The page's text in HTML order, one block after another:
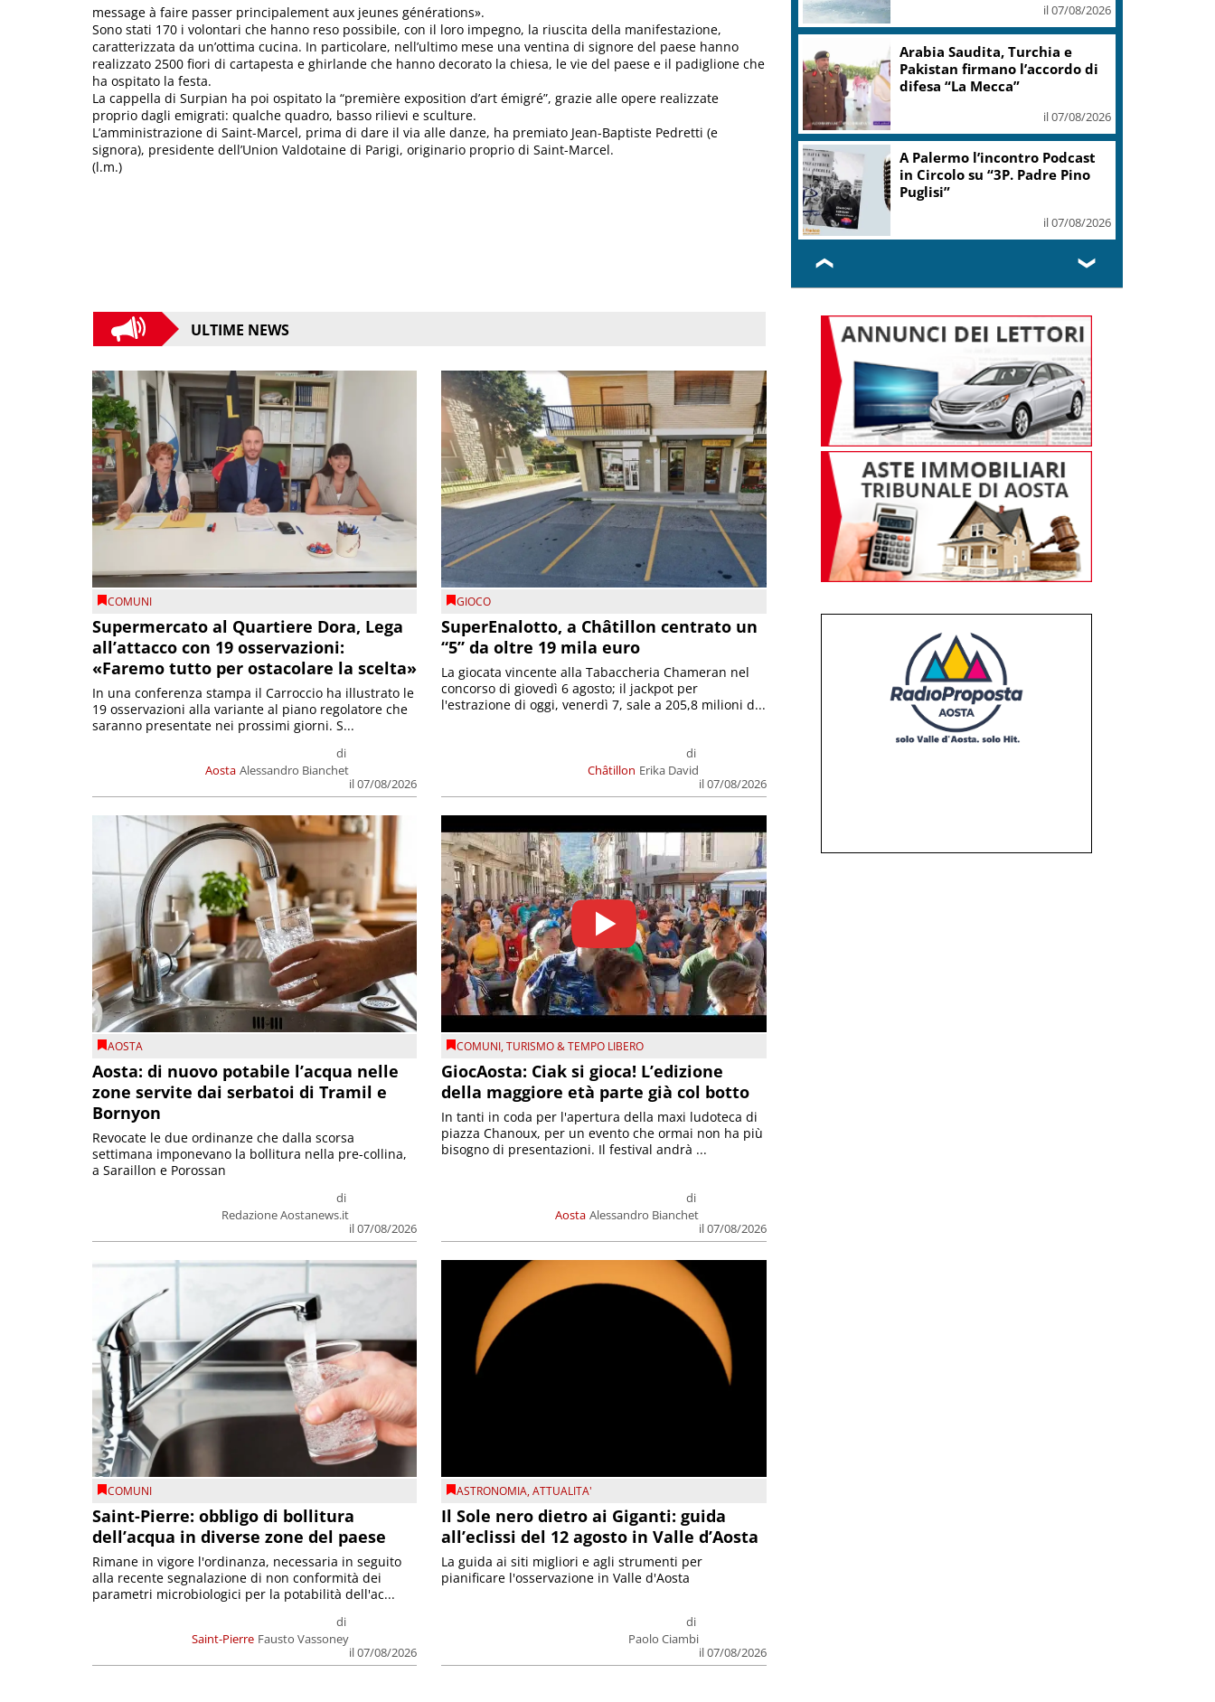
message à faire passer principalement aux jeunes générations».
Sono stati 170 i volontari che hanno reso possibile, con il loro impegno, la riuscita della manifestazione,
caratterizzata da un’ottima cucina. In particolare, nell’ultimo mese una ventina di signore del paese hanno
realizzato 2500 fiori di cartapesta e ghirlande che hanno decorato la chiesa, le vie del paese e il padiglione che
ha ospitato la festa.
La cappella di Surpian ha poi ospitato la “première exposition d’art émigré”, grazie alle opere realizzate
proprio dagli emigrati: qualche quadro, basso rilievi e sculture.
L’amministrazione di Saint-Marcel, prima di dare il via alle danze, ha premiato Jean-Baptiste Pedretti (e
signora), presidente dell’Union Valdotaine di Parigi, originario proprio di Saint-Marcel.
(l.m.)
ULTIME NEWS
COMUNI
Supermercato al Quartiere Dora, Lega
all’attacco con 19 osservazioni:
«Faremo tutto per ostacolare la scelta»
Aosta
di
Alessandro Bianchet
il 07/08/2026
In una conferenza stampa il Carroccio ha illustrato le
19 osservazioni alla variante al piano regolatore che
saranno presentate nei prossimi giorni. S...
GIOCO
SuperEnalotto, a Châtillon centrato un
“5” da oltre 19 mila euro
Châtillon
di
Erika David
il 07/08/2026
La giocata vincente alla Tabaccheria Chameran nel
concorso di giovedì 6 agosto; il jackpot per
l'estrazione di oggi, venerdì 7, sale a 205,8 milioni d...
AOSTA
Aosta: di nuovo potabile l’acqua nelle
zone servite dai serbatoi di Tramil e
Bornyon
di
Redazione Aostanews.it
il 07/08/2026
Revocate le due ordinanze che dalla scorsa
settimana imponevano la bollitura nella pre-collina,
a Saraillon e Porossan
COMUNI,TURISMO & TEMPO LIBERO
GiocAosta: Ciak si gioca! L’edizione
della maggiore età parte già col botto
Aosta
di
Alessandro Bianchet
il 07/08/2026
In tanti in coda per l'apertura della maxi ludoteca di
piazza Chanoux, per un evento che ormai non ha più
bisogno di presentazioni. Il festival andrà ...
COMUNI
Saint-Pierre: obbligo di bollitura
dell’acqua in diverse zone del paese
Saint-Pierre
di
Fausto Vassoney
il 07/08/2026
Rimane in vigore l'ordinanza, necessaria in seguito
alla recente segnalazione di non conformità dei
parametri microbiologici per la potabilità dell'ac...
ASTRONOMIA,ATTUALITA'
Il Sole nero dietro ai Giganti: guida
all’eclissi del 12 agosto in Valle d’Aosta
di
Paolo Ciambi
il 07/08/2026
La guida ai siti migliori e agli strumenti per
pianificare l'osservazione in Valle d'Aosta
il 07/08/2026
Arabia Saudita, Turchia e
Pakistan firmano l’accordo di
difesa “La Mecca”
il 07/08/2026
A Palermo l’incontro Podcast
in Circolo su “3P. Padre Pino
Puglisi”
il 07/08/2026
❮ ❯